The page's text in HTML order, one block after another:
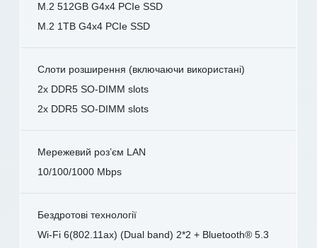
M.2 512GB G4x4 PCIe SSD
M.2 1TB G4x4 PCIe SSD
Слоти розширення (включаючи використані)
2x DDR5 SO-DIMM slots
2x DDR5 SO-DIMM slots
Мережевий роз’єм LAN
10/100/1000 Mbps
Бездротові технології
Wi-Fi 6(802.11ax) (Dual band) 2*2 + Bluetooth® 5.3